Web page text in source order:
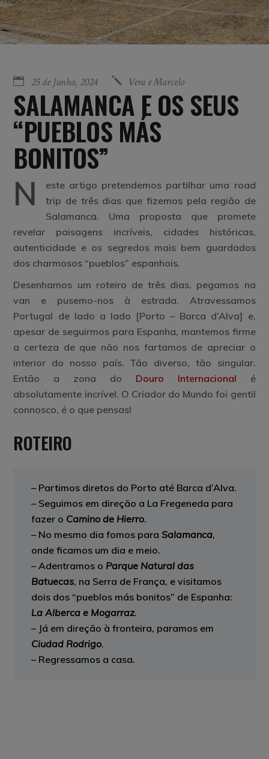
25 de Junho, 2024 Vera e Marcelo
SALAMANCA E OS SEUS
“PUEBLOS MÁS
BONITOS”
N
este artigo pretendemos partilhar uma road
trip de três dias que fizemos pela região de
Salamanca. Uma proposta que promete
revelar paisagens incríveis, cidades históricas,
autenticidade e os segredos mais bem guardados
dos charmosos “pueblos” espanhois.
Desenhamos um roteiro de três dias, pegamos na
van e pusemo-nos à estrada. Atravessamos
Portugal de lado a lado [Porto – Barca d’Alva] e,
apesar de seguirmos para Espanha, mantemos firme
a certeza de que não nos fartamos de apreciar o
interior do nosso país. Tão diverso, tão singular.
Então a zona do Douro Internacional é
absolutamente incrível. O Criador do Mundo foi gentil
connosco, é o que pensas!
ROTEIRO
– Partimos diretos do Porto até Barca d’Alva.
– Seguimos em direção a La Fregeneda para
fazer o Camino de Hierro.
– No mesmo dia fomos paraSalamanca,
onde ficamos um dia e meio.
– Adentramos o Parque Natural das
Batuecas, na Serra de França, e visitamos
dois dos “pueblos más bonitos” de Espanha:
La Alberca e Mogarraz.
– Já em direção à fronteira, paramos em
Ciudad Rodrigo.
– Regressamos a casa.